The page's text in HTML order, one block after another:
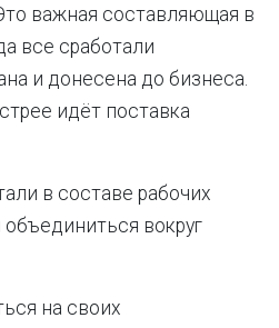
важная составляющая в
все сработали
и донесена до бизнеса.
идёт поставка
в составе рабочих
вокруг
на своих